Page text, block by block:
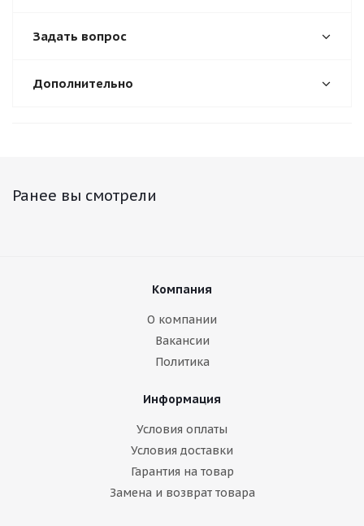
Задать вопрос
Дополнительно
Ранее вы смотрели
Компания
О компании
Вакансии
Политика
Информация
Условия оплаты
Условия доставки
Гарантия на товар
Замена и возврат товара